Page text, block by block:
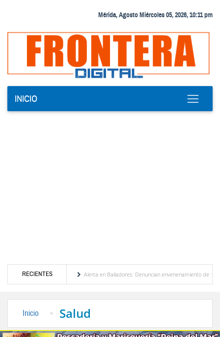
Mérida, Agosto Miércoles 05, 2026, 10:11 pm
INICIO
RECIENTES
de Venezuela
Alerta en Bailadores: Denuncian envenenamiento de siete
Inicio Salud